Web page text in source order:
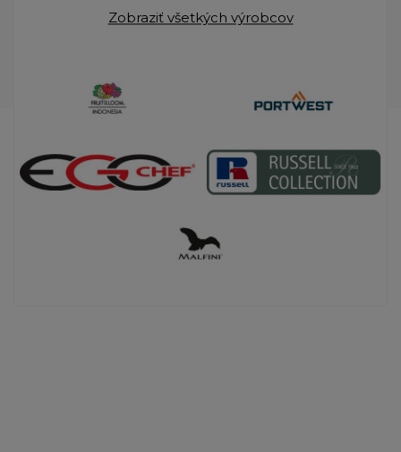
Zobraziť všetkých výrobcov